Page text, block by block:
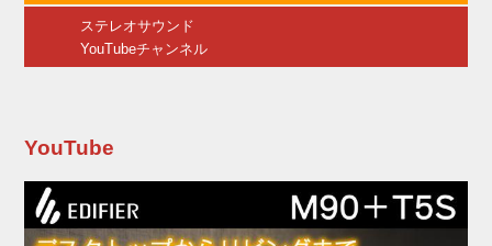
ステレオサウンド
YouTubeチャンネル
YouTube